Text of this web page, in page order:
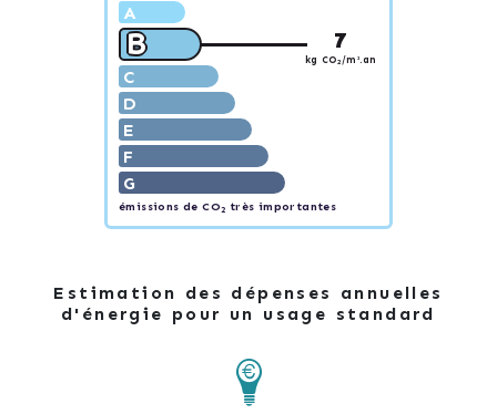
A
B 7
kg CO2 /m².an
C
D
E
F
G
émissions de CO2 très importantes
Estimation des dépenses annuelles
d'énergie pour un usage standard